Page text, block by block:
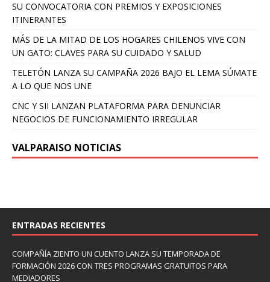
SU CONVOCATORIA CON PREMIOS Y EXPOSICIONES
ITINERANTES
MÁS DE LA MITAD DE LOS HOGARES CHILENOS VIVE CON
UN GATO: CLAVES PARA SU CUIDADO Y SALUD
TELETÓN LANZA SU CAMPAÑA 2026 BAJO EL LEMA SÚMATE
A LO QUE NOS UNE
CNC Y SII LANZAN PLATAFORMA PARA DENUNCIAR
NEGOCIOS DE FUNCIONAMIENTO IRREGULAR
VALPARAISO NOTICIAS
ENTRADAS RECIENTES
COMPAÑÍA ZIENTO UN CUENTO LANZA SU TEMPORADA DE
FORMACIÓN 2026 CON TRES PROGRAMAS GRATUITOS PARA
MEDIADORES